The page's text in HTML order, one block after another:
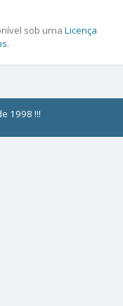
sob uma Licença
.
1998 !!!